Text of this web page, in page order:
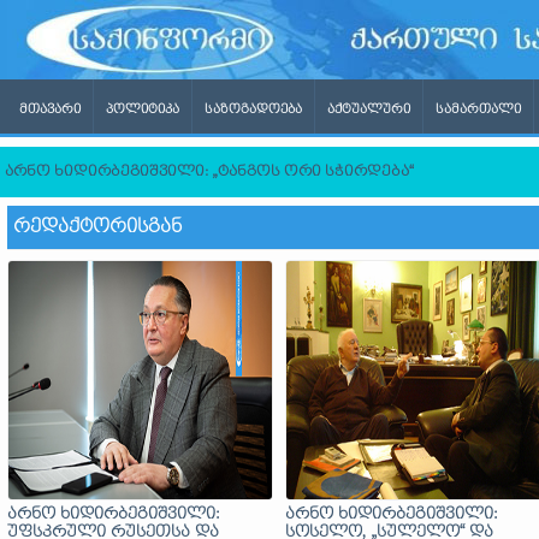
ᲛᲗᲐᲕᲐᲠᲘ ᲞᲝᲚᲘᲢᲘᲙᲐ ᲡᲐᲖᲝᲒᲐᲓᲝᲔᲑᲐ ᲐᲥᲢᲣᲐᲚᲣᲠᲘ ᲡᲐᲛᲐᲠᲗᲐᲚᲘ
არნო ხიდირბეგიშვილი: „ტანგოს ორი სჭირდება“
ᲠᲔᲓᲐᲥᲢᲝᲠᲘᲡᲒᲐᲜ
არნო ხიდირბეგიშვილი:
უფსკრული რუსეთსა და
არნო ხიდირბეგიშვილი:
სოსელო, „სულელო“ და